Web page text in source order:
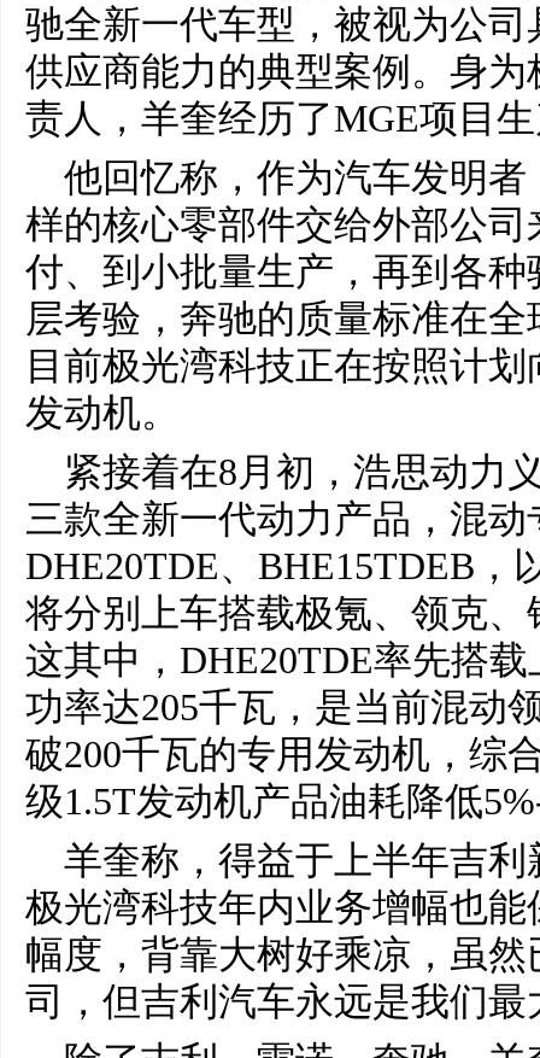
驰全新一代车型，被视为公
供应商能力的典型案例。身
责人，羊奎经历了MGE项目
他回忆称，作为汽车发明
样的核心零部件交给外部公
付、到小批量生产，再到各
层考验，奔驰的质量标准在
目前极光湾科技正在按照计
发动机。
紧接着在8月初，浩思动力
三款全新一代动力产品，混动
DHE20TDE、BHE15TDEB，
将分别上车搭载极氪、领克
这其中，DHE20TDE率先搭
功率达205千瓦，是当前混动
破200千瓦的专用发动机，综
级1.5T发动机产品油耗降低
羊奎称，得益于上半年吉
极光湾科技年内业务增幅也能
幅度，背靠大树好乘凉，虽
司，但吉利汽车永远是我们最